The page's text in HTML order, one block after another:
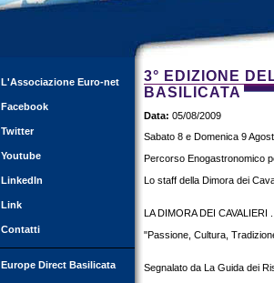
L'Associazione Euro-net
Facebook
Twitter
Youtube
LinkedIn
Link
Contatti
Europe Direct Basilicata
3° EDIZIONE
BASILICATA
Data: 05/08/2009
Sabato 8 e Domenica 9
Percorso Enogastronomico
Lo staff della Dimora dei
LA DIMORA DEI CAVALIERI
"Passione, Cultura,
Segnalato da La Guida dei